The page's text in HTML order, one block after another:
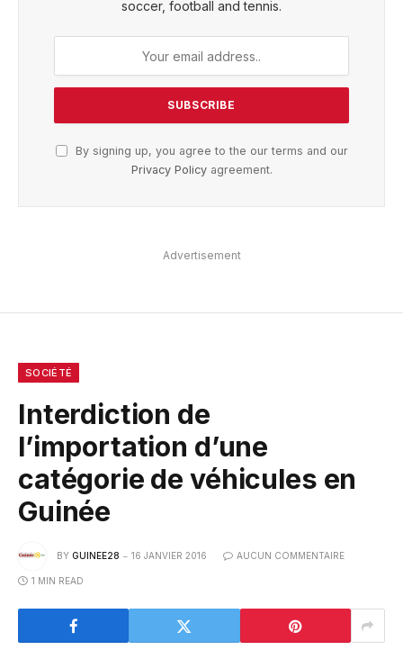
soccer, football and tennis.
By signing up, you agree to the our terms and our
Privacy Policyagreement.
Advertisement
SOCIÉTÉ
Interdiction de
l’importation d’une
catégorie de véhicules en
Guinée
BY GUINEE28 16 JANVIER 2016 AUCUN COMMENTAIRE
1 MIN READ